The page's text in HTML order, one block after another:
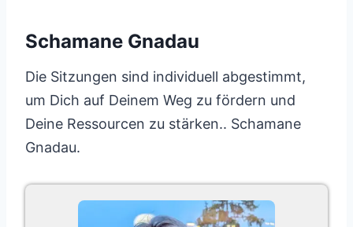
Schamane Gnadau
Die Sitzungen sind individuell abgestimmt,
um Dich auf Deinem Weg zu fördern und
Deine Ressourcen zu stärken.. Schamane
Gnadau.